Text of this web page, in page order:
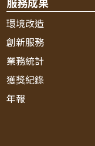
服務成果
環境改造
創新服務
業務統計
獲獎紀錄
年報